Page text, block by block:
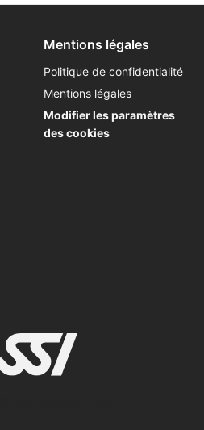
Mentions légales
Politique de confidentialité
Mentions légales
Modifier les paramètres
des cookies